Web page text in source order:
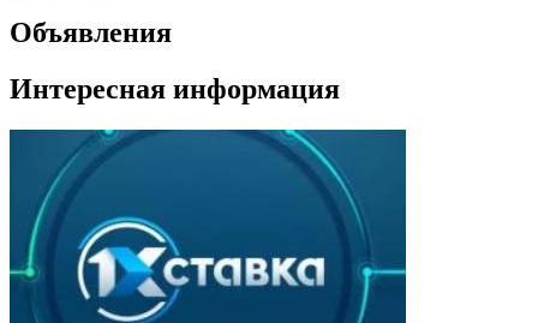
Объявления
Интересная информация